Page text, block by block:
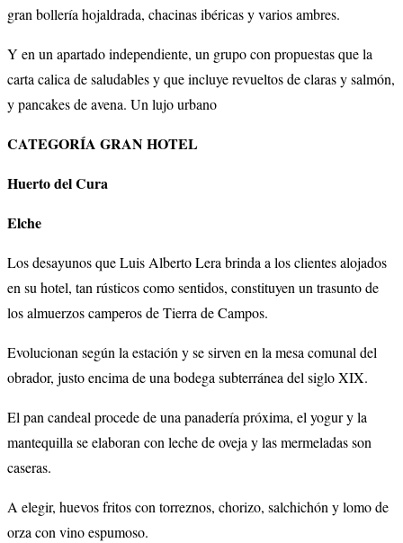
gran bollería hojaldrada, chacinas ibéricas y varios ambres.
Y en un apartado independiente, un grupo con propuestas que la
carta calica de saludables y que incluye revueltos de claras y salmón,
y pancakes de avena. Un lujo urbano
CATEGORÍA GRAN HOTEL
Huerto del Cura
Elche
Los desayunos que Luis Alberto Lera brinda a los clientes alojados
en su hotel, tan rústicos como sentidos, constituyen un trasunto de
los almuerzos camperos de Tierra de Campos.
Evolucionan según la estación y se sirven en la mesa comunal del
obrador, justo encima de una bodega subterránea del siglo XIX.
El pan candeal procede de una panadería próxima, el yogur y la
mantequilla se elaboran con leche de oveja y las mermeladas son
caseras.
A elegir, huevos fritos con torreznos, chorizo, salchichón y lomo de
orza con vino espumoso.